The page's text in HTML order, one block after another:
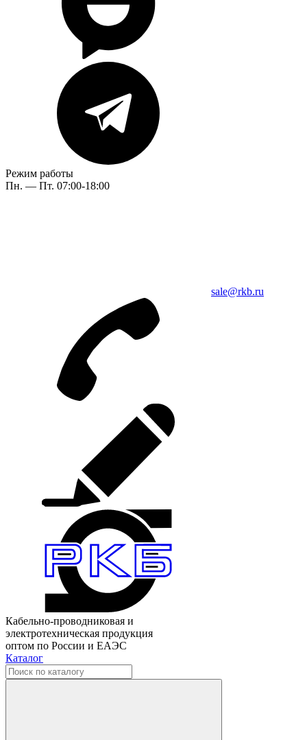
Режим работы
Пн. — Пт. 07:00-18:00
sale@rkb.ru
Кабельно-проводниковая и
электротехническая продукция
оптом по России и ЕАЭС
Каталог